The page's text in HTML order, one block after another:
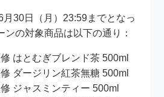
30日（月）23:59までとなっ
ンの対象商品は以下の通り：
はとむぎブレンド茶 500ml
ダージリン紅茶無糖 500ml
ジャスミンティー 500ml